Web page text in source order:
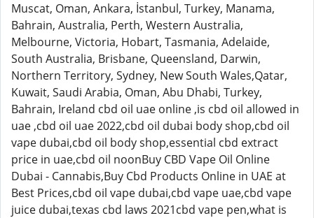
Muscat, Oman, Ankara, İstanbul, Turkey, Manama,
Bahrain, Australia, Perth, Western Australia,
Melbourne, Victoria, Hobart, Tasmania, Adelaide,
South Australia, Brisbane, Queensland, Darwin,
Northern Territory, Sydney, New South Wales,Qatar,
Kuwait, Saudi Arabia, Oman, Abu Dhabi, Turkey,
Bahrain, Ireland cbd oil uae online ,is cbd oil allowed in
uae ,cbd oil uae 2022,cbd oil dubai body shop,cbd oil
vape dubai,cbd oil body shop,essential cbd extract
price in uae,cbd oil noonBuy CBD Vape Oil Online
Dubai - Cannabis,Buy Cbd Products Online in UAE at
Best Prices,cbd oil vape dubai,cbd vape uae,cbd vape
juice dubai,texas cbd laws 2021cbd vape pen,what is